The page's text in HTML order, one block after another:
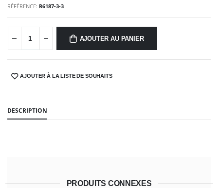
RÉFÉRENCE: R6187-3-3
AJOUTER AU PANIER
SHARE:AJOUTER À LA LISTE DE SOUHAITS
DESCRIPTION
PRODUITS CONNEXES